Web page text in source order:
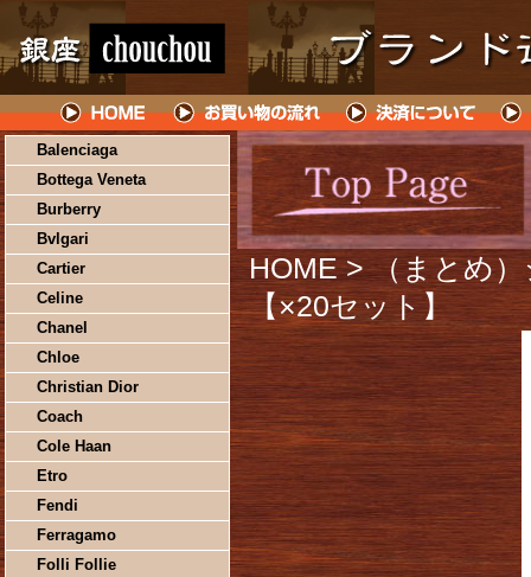
Balenciaga
Bottega Veneta
Burberry
Bvlgari
Cartier
Celine
Chanel
Chloe
Christian Dior
Coach
Cole Haan
Etro
Fendi
Ferragamo
Folli Follie
HOME > （まとめ
【×20セット】